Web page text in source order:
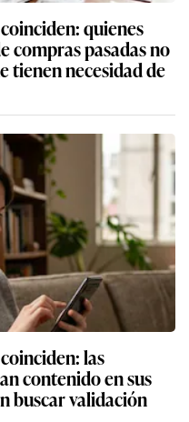
quienes
compras pasadas no
tienen necesidad de
las
contenido en sus
buscar validación